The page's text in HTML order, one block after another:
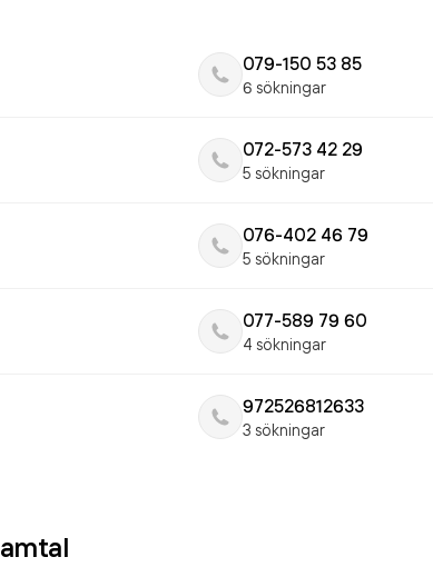
079-150 53 85
6 sökningar
072-573 42 29
5 sökningar
076-402 46 79
5 sökningar
077-589 79 60
4 sökningar
972526812633
3 sökningar